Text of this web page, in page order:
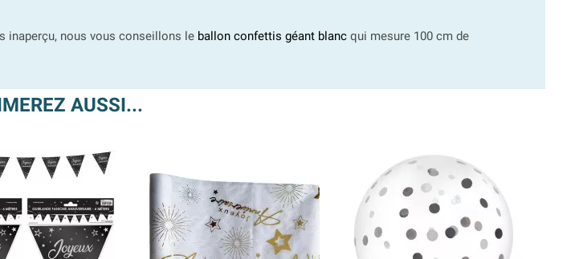
inaperçu, nous vous conseillons le ballon confettis géant blanc qui mesure 100 cm de
AUSSI...